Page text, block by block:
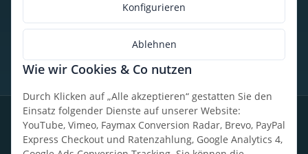
Konfigurieren
Ablehnen
Wie wir Cookies & Co nutzen
Durch Klicken auf „Alle akzeptieren“ gestatten Sie den
Einsatz folgender Dienste auf unserer Website:
YouTube, Vimeo, Faymax Conversion Radar, Brevo, PayPal
Express Checkout und Ratenzahlung, Google Analytics 4,
So findest du uns
* Alle Preise inkl. gesetzlicher USt., zzgl.Versand
DatenschutzWiderrufsrecht AGBImpressumSitemap